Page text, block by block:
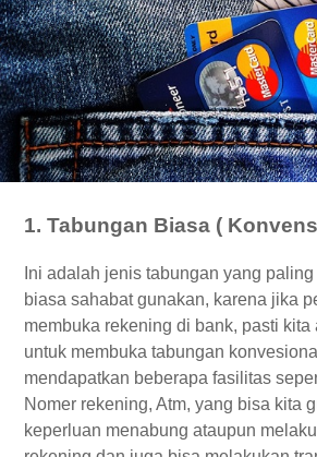
1. Tabungan Biasa (
Ini adalah jenis tabungan yang
biasa sahabat gunakan, karena jika
membuka rekening di bank, pasti kita
untuk membuka tabungan
mendapatkan beberapa fasilitas
Nomer rekening, Atm, yang bisa kita
keperluan menabung ataupun